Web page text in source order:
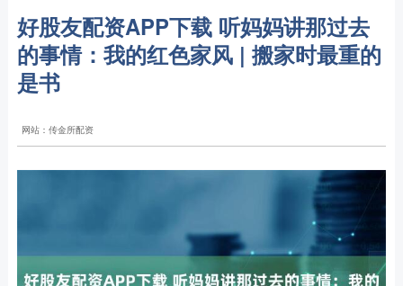
好股友配资APP下载 听妈妈讲那过去
的事情：我的红色家风 | 搬家时最重的
是书
网站：传金所配资